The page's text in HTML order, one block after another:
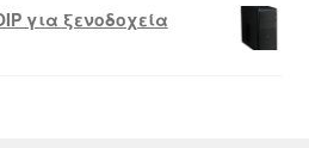
για ξενοδοχεία